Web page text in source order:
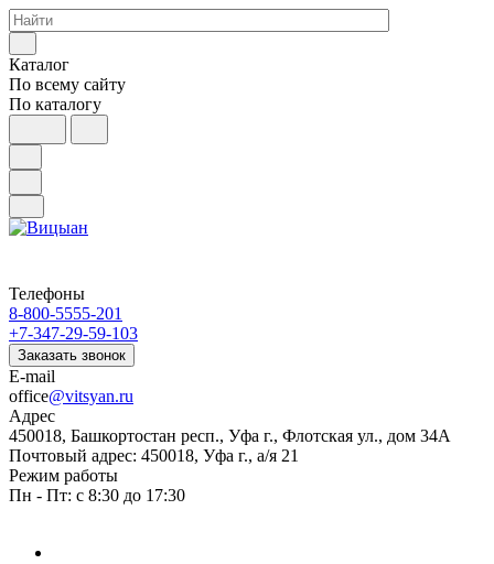
Каталог
По всему сайту
По каталогу
Телефоны
8-800-5555-201
+7-347-29-59-103
Заказать звонок
E-mail
office@vitsyan.ru
Адрес
450018, Башкортостан респ., Уфа г., Флотская ул., дом 34А
Почтовый адрес: 450018, Уфа г., а/я 21
Режим работы
Пн - Пт: с 8:30 до 17:30